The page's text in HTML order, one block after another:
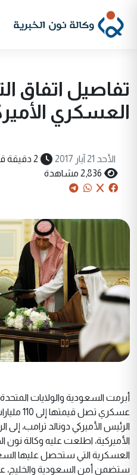
تفاصيل اتفاق
العسكري
الأحد 21 آيار 2017 2 دقيقة قراءة
2,836 مشاهدة
أبرمت السعودية والولايات
عسكري
الرئيس الأميركي دونالد ترامب، إلى
الأميركية، اطلعت عليه وكالة نون
العسكرية التي ستحصل عليها
ستضمن أمن السعودية والخليج،